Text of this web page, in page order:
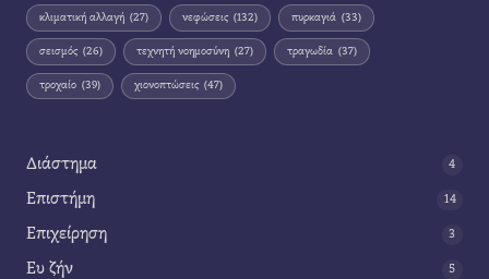
κλιματική αλλαγή (27) νεφώσεις (132) πυρκαγιά (33)
σεισμός (26) τεχνητή νοημοσύνη (27) τραγωδία (37)
τροχαίο (39) χιονοπτώσεις (47)
Διάστημα 4
Επιστήμη 14
Επιχείρηση 3
Ευ ζήν 5